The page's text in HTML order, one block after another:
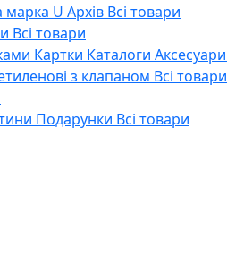
марка U Архів Всі товари
Всі товари
Картки Каталоги Аксесуари
з клапаном Всі товари
Подарунки Всі товари